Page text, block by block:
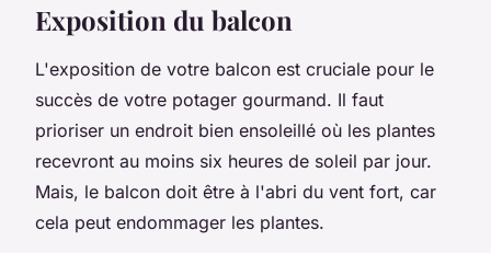
Exposition du balcon
L'exposition de votre balcon est cruciale pour le
succès de votre potager gourmand. Il faut
prioriser un endroit bien ensoleillé où les plantes
recevront au moins six heures de soleil par jour.
Mais, le balcon doit être à l'abri du vent fort, car
cela peut endommager les plantes.